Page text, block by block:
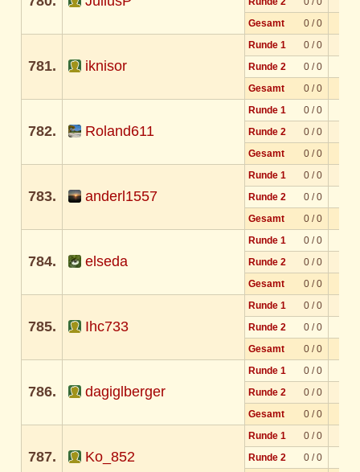
Gesamt
0 / 0
781. iknisor
Runde 1
0 / 0
Runde 2
0 / 0
Gesamt
0 / 0
782. Roland611
Runde 1
0 / 0
Runde 2
0 / 0
Gesamt
0 / 0
783. anderl1557
Runde 1
0 / 0
Runde 2
0 / 0
Gesamt
0 / 0
784. elseda
Runde 1
0 / 0
Runde 2
0 / 0
Gesamt
0 / 0
785. Ihc733
Runde 1
0 / 0
Runde 2
0 / 0
Gesamt
0 / 0
786. dagiglberger
Runde 1
0 / 0
Runde 2
0 / 0
Gesamt
0 / 0
787. Ko_852
Runde 1
0 / 0
Runde 2
0 / 0